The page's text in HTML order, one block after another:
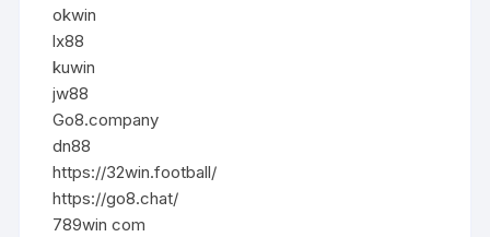
okwin
lx88
kuwin
jw88
Go8.company
dn88
https://32win.football/
https://go8.chat/
789win com